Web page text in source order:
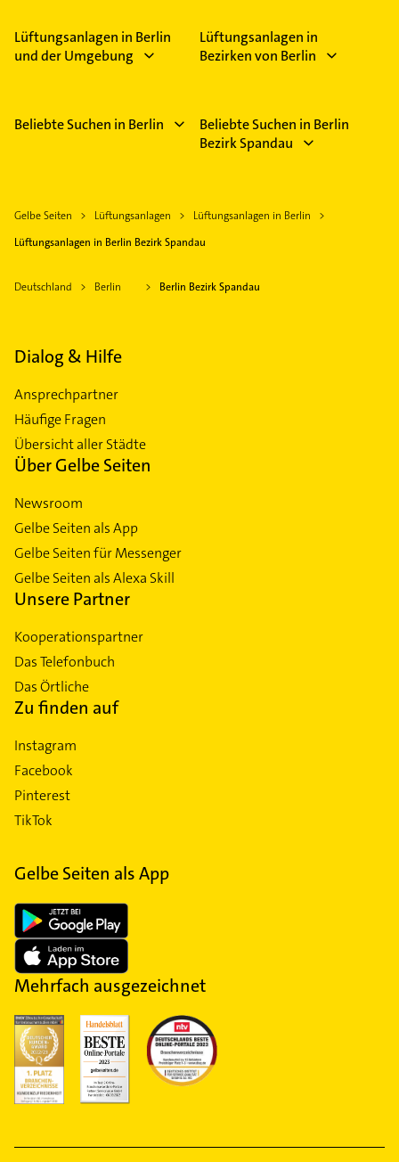
Feiertagen abweichen können.
Lüftungsanlagen in Berlin
und der Umgebung
Lüftungsanlagen in
Bezirken von Berlin
Beliebte Suchen in Berlin
Beliebte Suchen in Berlin
Bezirk Spandau
Gelbe Seiten Lüftungsanlagen
Lüftungsanlagen in Berlin
Lüftungsanlagen in Berlin Bezirk Spandau
Deutschland Berlin Berlin Bezirk Spandau
Dialog & Hilfe
Ansprechpartner
Häufige Fragen
Übersicht aller Städte
Über Gelbe Seiten
Newsroom
Gelbe Seiten als App
Gelbe Seiten für Messenger
Gelbe Seiten als Alexa Skill
Unsere Partner
Kooperationspartner
Das Telefonbuch
Das Örtliche
Zu finden auf
Instagram
Facebook
Pinterest
TikTok
Gelbe Seiten als App
Mehrfach ausgezeichnet